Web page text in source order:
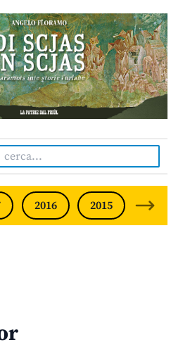
INDEPENDENT FRIULIAN
2016 2015 2014